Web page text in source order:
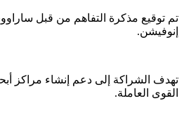
إنوفيشن.
تهدف الشراكة إلى دعم إنشاء مراكز
القوى العاملة.